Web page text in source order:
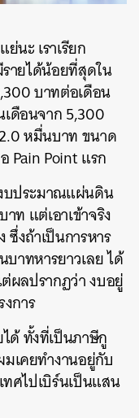
นะ เราเรียก
ายได้น้อยที่สุดใน
บาทต่อเดือน
ดือนจาก 5,300
หมื่นบาท ขนาด
Pain Point แรก
บประมาณแผ่นดิน
ท แต่เอาเข้าจริง
งถ้าเป็นการหาร
บาทหารยาวเลย ได้
ผลปรากฏว่า งบอยู่
การ
ด้ ทั้งที่เป็นภาษีกู
เคยทำงานอยู่กับ
ศไปเบิร์นเป็นแสน